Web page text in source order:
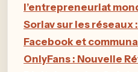
l’entrepreneuriat
Sorlav sur les réseaux
Facebook et
OnlyFans : Nouvelle